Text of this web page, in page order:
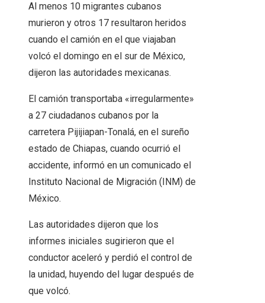
Al menos 10 migrantes cubanos
murieron y otros 17 resultaron heridos
cuando el camión en el que viajaban
volcó el domingo en el sur de México,
dijeron las autoridades mexicanas.
El camión transportaba «irregularmente»
a 27 ciudadanos cubanos por la
carretera Pijijiapan-Tonalá, en el sureño
estado de Chiapas, cuando ocurrió el
accidente, informó en un comunicado el
Instituto Nacional de Migración (INM) de
México.
Las autoridades dijeron que los
informes iniciales sugirieron que el
conductor aceleró y perdió el control de
la unidad, huyendo del lugar después de
que volcó.